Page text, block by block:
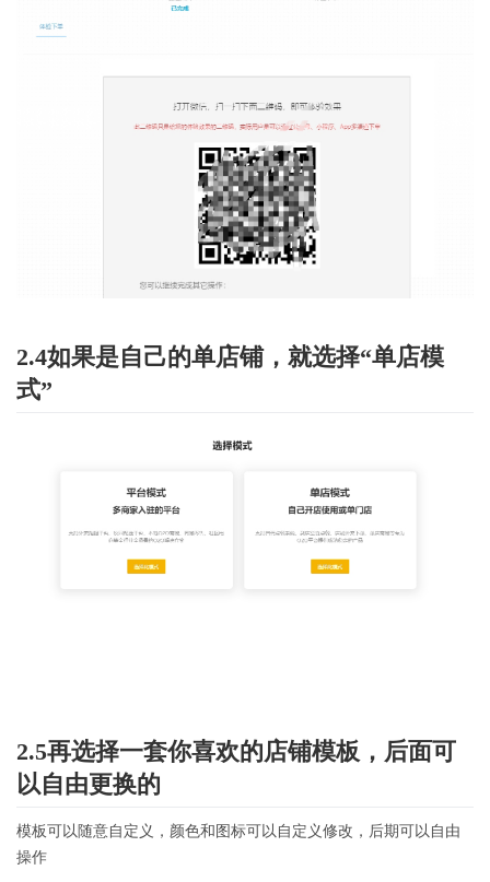
2.4如果是自己的单店铺，就选择“单店模
式”
2.5再选择一套你喜欢的店铺模板，后面可
以自由更换的
模板可以随意自定义，颜色和图标可以自定义修改，后期可以自由
操作